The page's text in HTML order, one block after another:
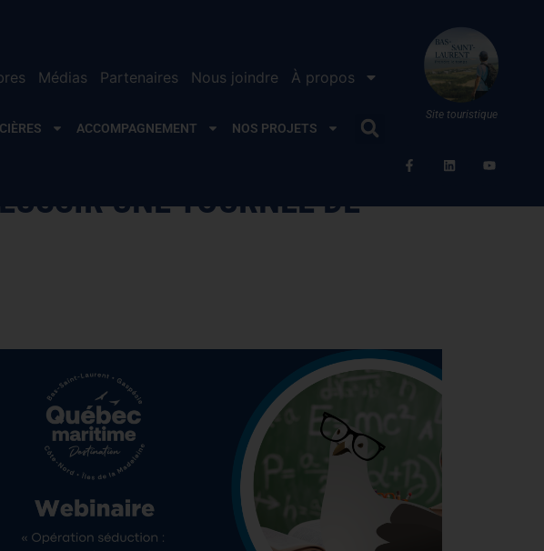
Médias Partenaires Nous joindre À propos
ACCOMPAGNEMENT NOS PROJETS
Site touristique
UNE TOURNÉE DE